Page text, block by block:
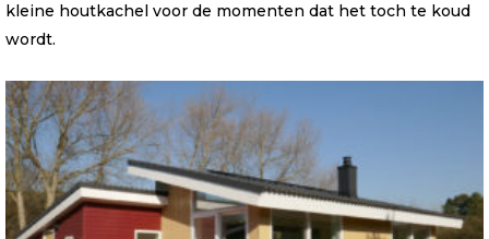
kleine houtkachel voor de momenten dat het toch te koud
wordt.